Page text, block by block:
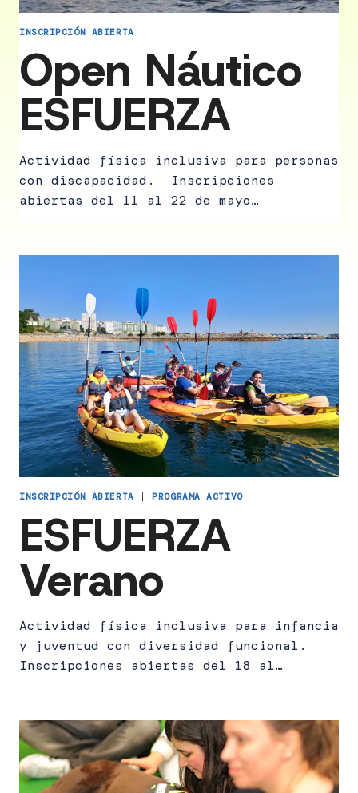
INSCRIPCIÓN ABIERTA
Open Náutico
ESFUERZA
Actividad física inclusiva para personas
con discapacidad. Inscripciones
abiertas del 11 al 22 de mayo…
INSCRIPCIÓN ABIERTA PROGRAMA ACTIVO
ESFUERZA
Verano
Actividad física inclusiva para infancia
y juventud con diversidad funcional.
Inscripciones abiertas del 18 al…